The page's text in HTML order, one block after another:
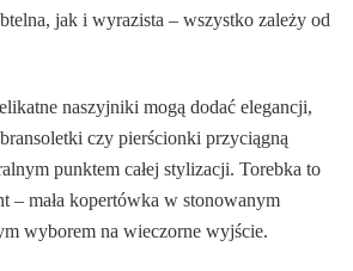
jak i wyrazista – wszystko zależy od
naszyjniki mogą dodać elegancji,
czy pierścionki przyciągną
punktem całej stylizacji. Torebka to
– mała kopertówka w stonowanym
wyborem na wieczorne wyjście.